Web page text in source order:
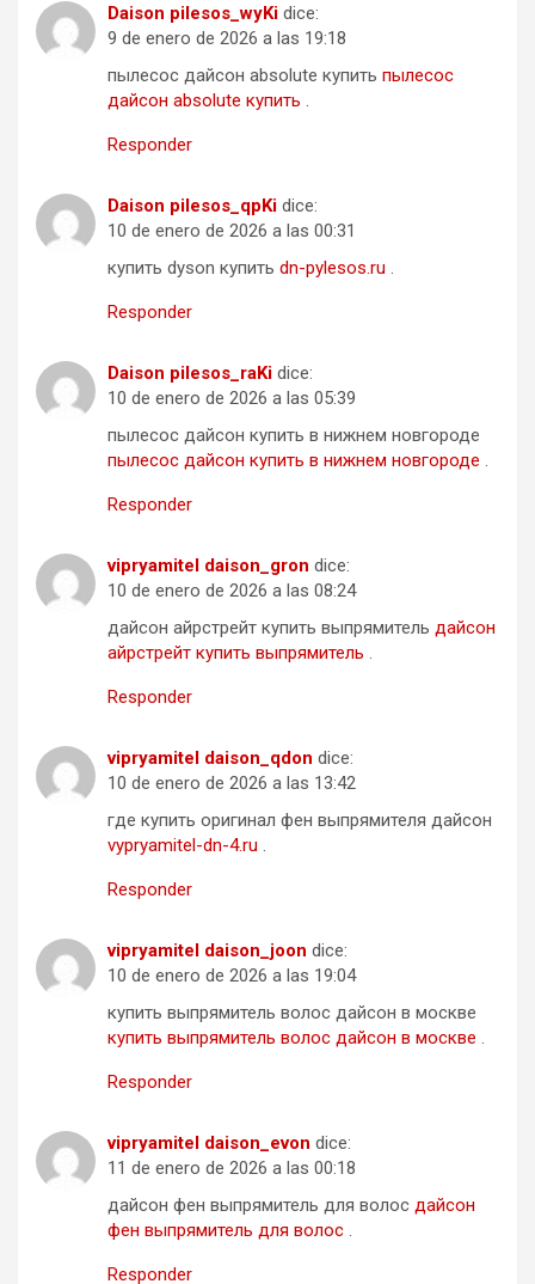
Daison pilesos_wyKi dice:
9 de enero de 2026 a las 19:18
пылесос дайсон absolute купить пылесос
дайсон absolute купить .
Responder
Daison pilesos_qpKi dice:
10 de enero de 2026 a las 00:31
купить dyson купить dn-pylesos.ru .
Responder
Daison pilesos_raKi dice:
10 de enero de 2026 a las 05:39
пылесос дайсон купить в нижнем новгороде
пылесос дайсон купить в нижнем новгороде .
Responder
vipryamitel daison_gron dice:
10 de enero de 2026 a las 08:24
дайсон айрстрейт купить выпрямитель дайсон
айрстрейт купить выпрямитель .
Responder
vipryamitel daison_qdon dice:
10 de enero de 2026 a las 13:42
где купить оригинал фен выпрямителя дайсон
vypryamitel-dn-4.ru .
Responder
vipryamitel daison_joon dice:
10 de enero de 2026 a las 19:04
купить выпрямитель волос дайсон в москве
купить выпрямитель волос дайсон в москве .
Responder
vipryamitel daison_evon dice:
11 de enero de 2026 a las 00:18
дайсон фен выпрямитель для волос дайсон
фен выпрямитель для волос .
Responder